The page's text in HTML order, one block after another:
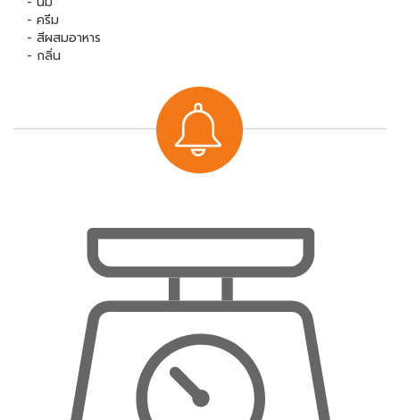
- ครีม
- สีผสมอาหาร
- กลิ่น